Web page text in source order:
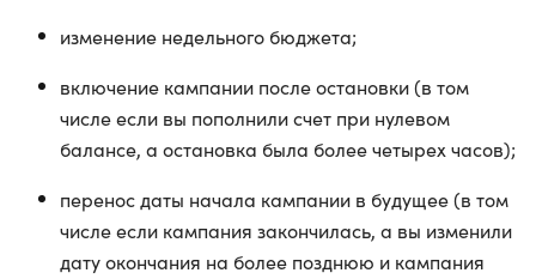
изменение недельного бюджета;
включение кампании после остановки (в том
числе если вы пополнили счет при нулевом
балансе, а остановка была более четырех часов);
перенос даты начала кампании в будущее (в том
числе если кампания закончилась, а вы изменили
дату окончания на более позднюю и кампания